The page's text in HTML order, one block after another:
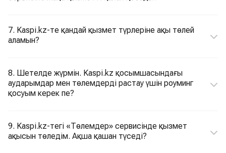
7. Kaspi.kz-те қандай қызмет түрлеріне ақы төлей
аламын?
8. Шетелде жүрмін. Kaspi.kz қосымшасындағы
аударымдар мен төлемдерді растау үшін роуминг
қосуым керек пе?
9. Kaspi.kz-тегі «Төлемдер» сервисінде қызмет
ақысын төледім. Ақша қашан түседі?